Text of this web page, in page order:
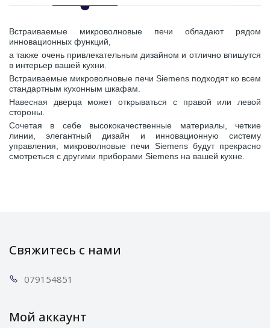
Встраиваемые микроволновые печи обладают рядом
инновационных функций,
а также очень привлекательным дизайном и отлично впишутся
в интерьер вашей кухни.
Встраиваемые микроволновые печи Siemens подходят ко всем
стандартным кухонным шкафам.
Навесная дверца может открываться с правой или левой
стороны.
Сочетая в себе высококачественные материалы, четкие
линии, элегантный дизайн и инновационную систему
управления, микроволновые печи Siemens будут прекрасно
смотреться с другими приборами Siemens на вашей кухне.
Свяжитесь с нами
0791 54851
Мой аккаунт